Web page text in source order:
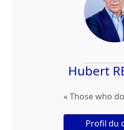
Hubert
« Those who
Profil du